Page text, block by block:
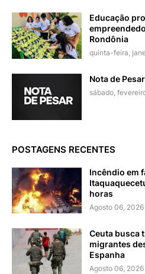
Educação
Rondônia
quinta-feira,
Nota de Pesar
sábado,
POSTAGENS RECENTES
Incêndio em
horas
Agosto 06, 2026
Ceuta busca
migrantes
Espanha
Agosto 06, 2026